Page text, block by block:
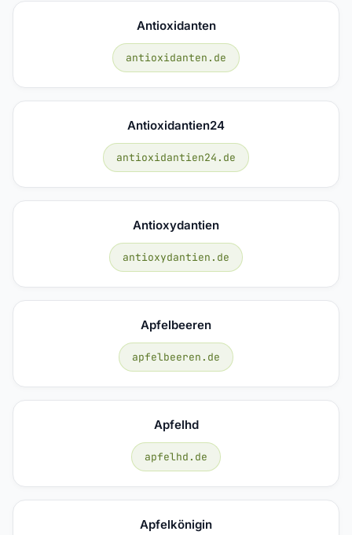
Antioxidanten
antioxidanten.de
Antioxidantien24
antioxidantien24.de
Antioxydantien
antioxydantien.de
Apfelbeeren
apfelbeeren.de
Apfelhd
apfelhd.de
Apfelkönigin